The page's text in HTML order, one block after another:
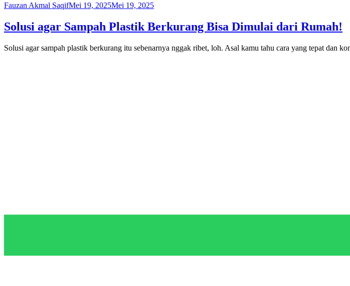
Fauzan Akmal SaqifMei 19, 2025Mei 19, 2025
Solusi agar Sampah Plastik Berkurang Bisa Dimulai dari Rumah!
Solusi agar sampah plastik berkurang itu sebenarnya nggak ribet, loh. Asal kamu tahu cara yang tepat dan